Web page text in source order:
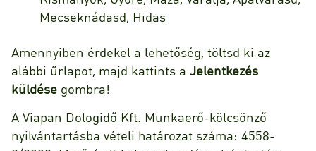
Mecseknádasd, Hidas
Amennyiben érdekel a lehetőség, töltsd ki az
alábbi űrlapot, majd kattints a Jelentkezés
küldése gombra!
A Viapan Dologidő Kft. Munkaerő-kölcsönző
nyilvántartásba vételi határozat száma: 4558-